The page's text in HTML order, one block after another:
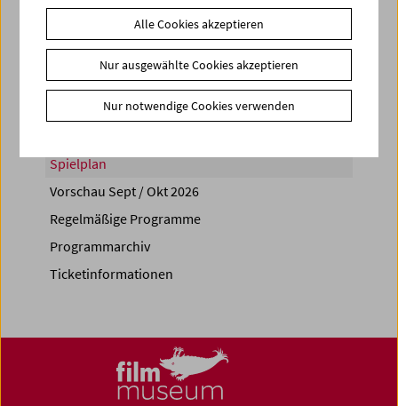
Share on
Spielplan
Vorschau Sept / Okt 2026
Regelmäßige Programme
Programmarchiv
Ticketinformationen
Alle Cookies akzeptieren
Nur ausgewählte Cookies akzeptieren
Nur notwendige Cookies verwenden